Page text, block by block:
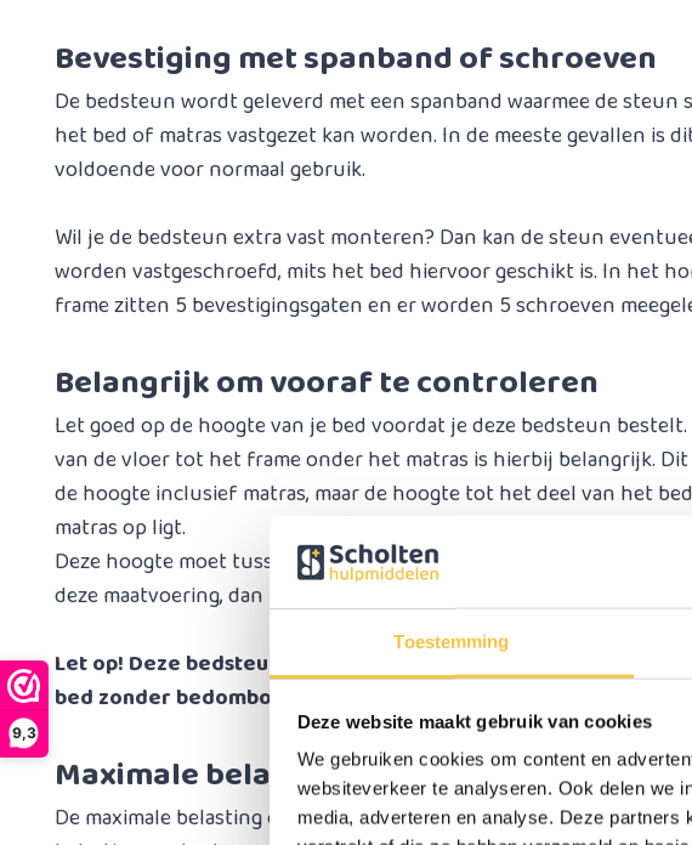
Toestemming
Deze website maakt gebruik van cookies
We gebruiken cookies om content en
websiteverkeer te analyseren. Ook delen we
media, adverteren en analyse. Deze partners
9,3
Bevestiging met spanband of schroeven
De bedsteun wordt geleverd met een spanband waarmee de steun
het bed of matras vastgezet kan worden. In de meeste gevallen is
voldoende voor normaal gebruik.
Wil je de bedsteun extra vast monteren? Dan kan de steun
worden vastgeschroefd, mits het bed hiervoor geschikt is. In het
frame zitten 5 bevestigingsgaten en er worden 5 schroeven
Belangrijk om vooraf te controleren
Let goed op de hoogte van je bed voordat je deze bedsteun bestelt.
van de vloer tot het frame onder het matras is hierbij belangrijk.
de hoogte inclusief matras, maar de hoogte tot het deel van het
matras op ligt.
Deze hoogte moet tussen de34 en 51,5 cm
deze maatvoering, dan kan de bedsteun niet goed geplaatst worden.
Let op! Deze bedsteun is alleen geschikt voor een boxspring
bed zonder bedombouw.
Maximale belasting op de steun
De maximale belasting op het handvat is 50 kg. Let op: dit betreft